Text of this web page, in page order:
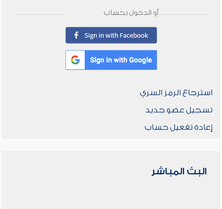
أو الدخول بحساب
استرجاع الرمز السري
تسجيل عضو جديد
إعادة تفعيل حساب
البث المباشر